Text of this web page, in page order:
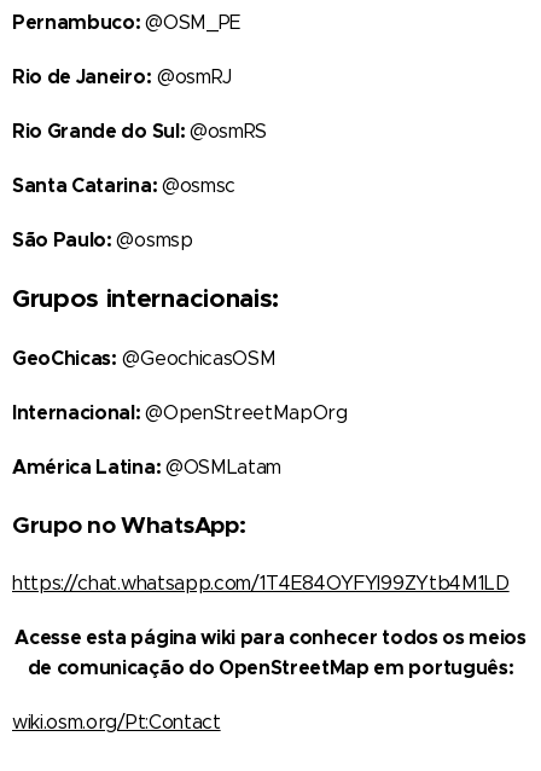
Pernambuco:@OSM_PE
Rio de Janeiro: @osmRJ
Rio Grande do Sul: @osmRS
Santa Catarina: @osmsc
São Paulo:@osmsp
Grupos internacionais:
GeoChicas: @GeochicasOSM
Internacional:@OpenStreetMapOrg
América Latina: @OSMLatam
Grupo no WhatsApp:
https://chat.whatsapp.com/1T4E84OYFYI99ZYtb4M1LD
Acesse esta página wiki para conhecer todos os meios
de comunicação do OpenStreetMap em português:
wiki.osm.org/Pt:Contact